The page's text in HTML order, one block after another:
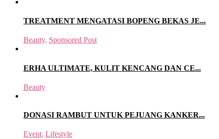
TREATMENT MENGATASI BOPENG BEKAS JE...
Beauty, Sponsored Post
ERHA ULTIMATE, KULIT KENCANG DAN CE...
Beauty
DONASI RAMBUT UNTUK PEJUANG KANKER...
Event, Lifestyle